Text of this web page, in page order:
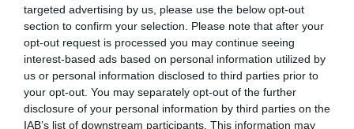
targeted advertising by us, please use the below opt-out
section to confirm your selection. Please note that after your
opt-out request is processed you may continue seeing
interest-based ads based on personal information utilized by
us or personal information disclosed to third parties prior to
your opt-out. You may separately opt-out of the further
disclosure of your personal information by third parties on the
IAB’s list of downstream participants. This information may